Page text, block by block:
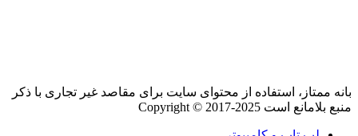
بانه ممتاز، استفاده از محتوای سایت برای مقاصد غیر تجاری با ذکر
منبع بلامانع است Copyright © 2017-2025